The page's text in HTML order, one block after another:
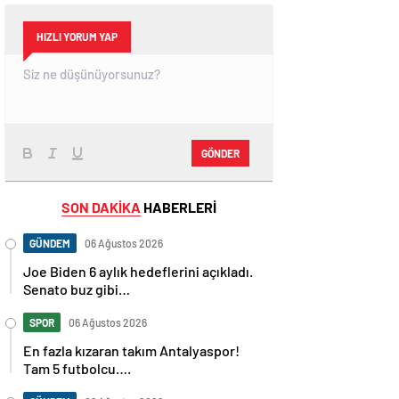
HIZLI YORUM YAP
GÖNDER
SON DAKİKA HABERLERİ
GÜNDEM 06 Ağustos 2026
Joe Biden 6 aylık hedeflerini açıkladı.
Senato buz gibi…
SPOR 06 Ağustos 2026
En fazla kızaran takım Antalyaspor!
Tam 5 futbolcu….